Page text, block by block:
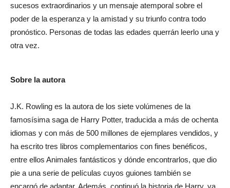
sucesos extraordinarios y un mensaje atemporal sobre el
poder de la esperanza y la amistad y su triunfo contra todo
pronóstico. Personas de todas las edades querrán leerlo una y
otra vez.
Sobre la autora
J.K. Rowling es la autora de los siete volúmenes de la
famosísima saga de Harry Potter, traducida a más de ochenta
idiomas y con más de 500 millones de ejemplares vendidos, y
ha escrito tres libros complementarios con fines benéficos,
entre ellos Animales fantásticos y dónde encontrarlos, que dio
pie a una serie de películas cuyos guiones también se